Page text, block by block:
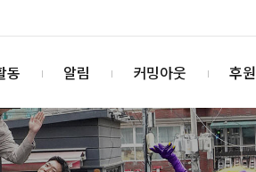
동 알림 커밍아웃 후원